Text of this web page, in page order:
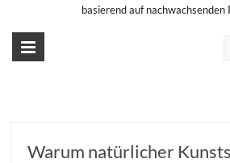
basierend auf nachwachsenden
Warum natürlicher